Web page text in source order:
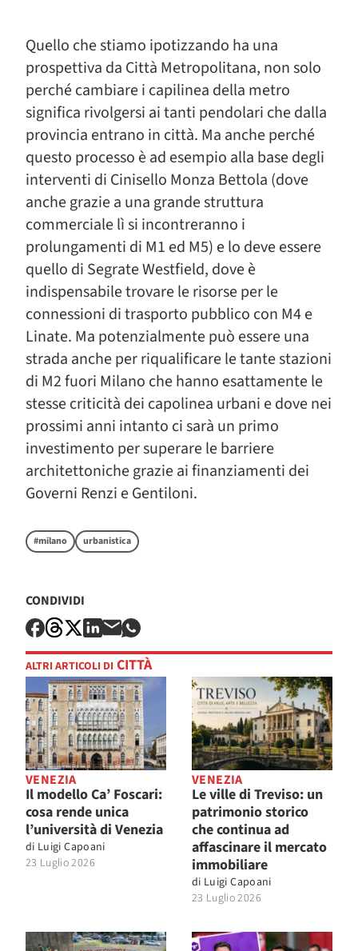
Quello che stiamo ipotizzando ha una
prospettiva da Città Metropolitana, non solo
perché cambiare i capilinea della metro
significa rivolgersi ai tanti pendolari che dalla
provincia entrano in città. Ma anche perché
questo processo è ad esempio alla base degli
interventi di Cinisello Monza Bettola (dove
anche grazie a una grande struttura
commerciale lì si incontreranno i
prolungamenti di M1 ed M5) e lo deve essere
quello di Segrate Westfield, dove è
indispensabile trovare le risorse per le
connessioni di trasporto pubblico con M4 e
Linate. Ma potenzialmente può essere una
strada anche per riqualificare le tante stazioni
di M2 fuori Milano che hanno esattamente le
stesse criticità dei capolinea urbani e dove nei
prossimi anni intanto ci sarà un primo
investimento per superare le barriere
architettoniche grazie ai finanziamenti dei
Governi Renzi e Gentiloni.
#milano urbanistica
CONDIVIDI
ALTRI ARTICOLI DI CITTÀ
VENEZIA
Il modello Ca’ Foscari:
cosa rende unica
l’università di Venezia
di Luigi Capoani
23 Luglio 2026
VENEZIA
Le ville di Treviso: un
patrimonio storico
che continua ad
affascinare il mercato
immobiliare
di Luigi Capoani
23 Luglio 2026